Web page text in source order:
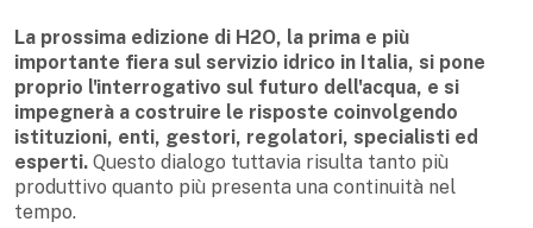
La prossima edizione di H2O, la prima e più
importante fiera sul servizio idrico in Italia, si pone
proprio l'interrogativo sul futuro dell'acqua, e si
impegnerà a costruire le risposte coinvolgendo
istituzioni, enti, gestori, regolatori, specialisti ed
esperti. Questo dialogo tuttavia risulta tanto più
produttivo quanto più presenta una continuità nel
tempo.